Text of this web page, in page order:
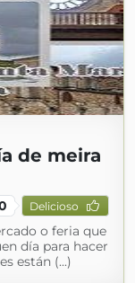
de meira
Delicioso
o feria que
día para hacer
están (...)